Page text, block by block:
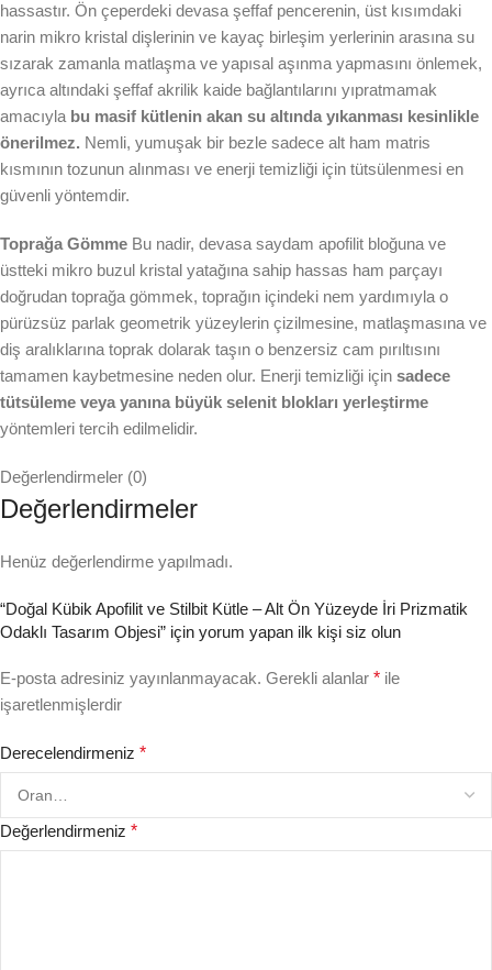
hassastır. Ön çeperdeki devasa şeffaf pencerenin, üst kısımdaki
narin mikro kristal dişlerinin ve kayaç birleşim yerlerinin arasına su
sızarak zamanla matlaşma ve yapısal aşınma yapmasını önlemek,
ayrıca altındaki şeffaf akrilik kaide bağlantılarını yıpratmamak
amacıyla bu masif kütlenin akan su altında yıkanması kesinlikle
önerilmez. Nemli, yumuşak bir bezle sadece alt ham matris
kısmının tozunun alınması ve enerji temizliği için tütsülenmesi en
güvenli yöntemdir.
Toprağa Gömme Bu nadir, devasa saydam apofilit bloğuna ve
üstteki mikro buzul kristal yatağına sahip hassas ham parçayı
doğrudan toprağa gömmek, toprağın içindeki nem yardımıyla o
pürüzsüz parlak geometrik yüzeylerin çizilmesine, matlaşmasına ve
diş aralıklarına toprak dolarak taşın o benzersiz cam pırıltısını
tamamen kaybetmesine neden olur. Enerji temizliği için sadece
tütsüleme veya yanına büyük selenit blokları yerleştirme
yöntemleri tercih edilmelidir.
Değerlendirmeler (0)
Değerlendirmeler
Henüz değerlendirme yapılmadı.
“Doğal Kübik Apofilit ve Stilbit Kütle – Alt Ön Yüzeyde İri Prizmatik
Odaklı Tasarım Objesi” için yorum yapan ilk kişi siz olun
E-posta adresiniz yayınlanmayacak. Gerekli alanlar * ile
işaretlenmişlerdir
Derecelendirmeniz *
Değerlendirmeniz *